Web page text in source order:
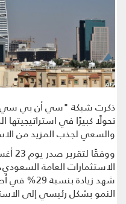
ذكرت شبكة "سي أن بي سي"
تحولًا كبيرًا في استراتيجيتها
والسعي لجذب المزيد من
النمو بشكل رئيسي إلى